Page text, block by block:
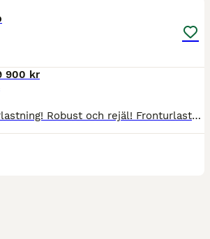
900 kr
Apollo med fronturlastning! Robust och rejäl! Fronturlastning, bredare och rymligare än de flesta på marknaden i sin prisklass!! Invändig bredd 1790 mm Invändig höjd 2350 mm Spiltläng!!! 2140 mm Ege